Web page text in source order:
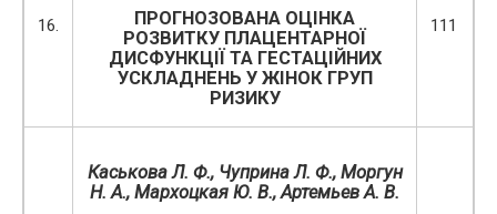
16.
ПРОГНОЗОВАНА ОЦІНКА
РОЗВИТКУ ПЛАЦЕНТАРНОЇ
ДИСФУНКЦІЇ ТА ГЕСТАЦІЙНИХ
УСКЛАДНЕНЬ У ЖІНОК ГРУП
РИЗИКУ
111
Каськова Л. Ф., Чуприна Л. Ф., Моргун
Н. А., Мархоцкая Ю. В., Артемьев А. В.